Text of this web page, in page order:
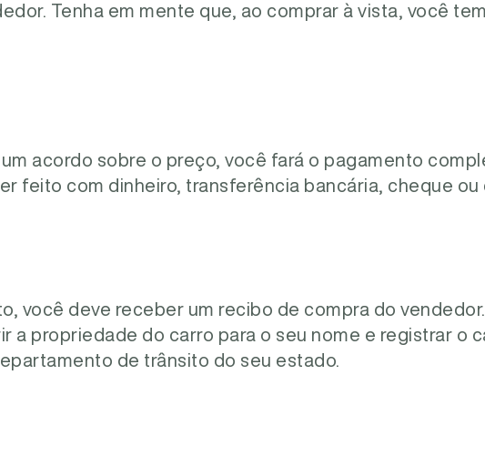
Tenha em mente que, ao comprar à vista, você
acordo sobre o preço, você fará o pagamento
feito com dinheiro, transferência bancária, cheque ou
você deve receber um recibo de compra do
a propriedade do carro para o seu nome e registrar o
de trânsito do seu estado.